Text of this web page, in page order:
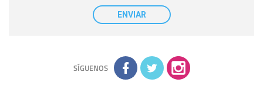
con carácter general, sólo el personal de
nuestra entidad que esté debidamente autorizado podrá
tener conocimiento de la información que le pedimos. No se
comunicarán datos a terceros.
adicional y detallada sobre cómo tratamos sus datos en la
política de privacidad
ENVIAR
SÍGUENOS